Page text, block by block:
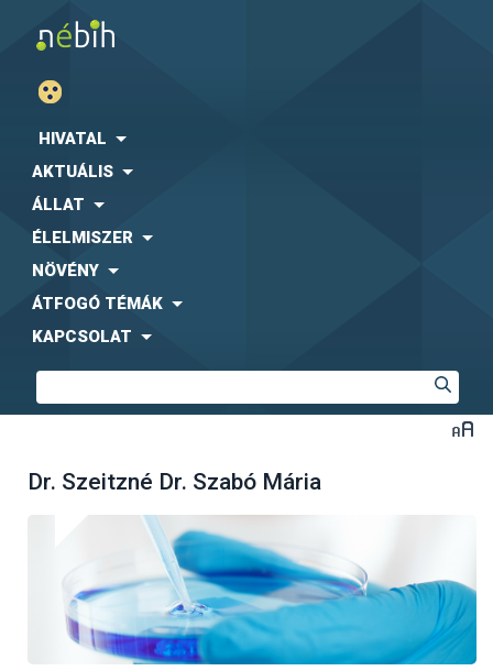
HIVATAL
AKTUÁLIS
ÁLLAT
ÉLELMISZER
NÖVÉNY
ÁTFOGÓ TÉMÁK
KAPCSOLAT
Dr. Szeitzné Dr. Szabó Mária